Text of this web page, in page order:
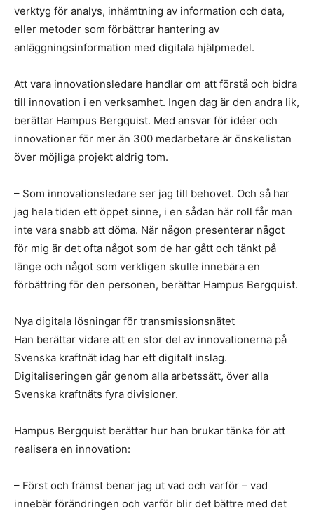
verktyg för analys, inhämtning av information och data,
eller metoder som förbättrar hantering av
anläggningsinformation med digitala hjälpmedel.
Att vara innovationsledare handlar om att förstå och bidra
till innovation i en verksamhet. Ingen dag är den andra lik,
berättar Hampus Bergquist. Med ansvar för idéer och
innovationer för mer än 300 medarbetare är önskelistan
över möjliga projekt aldrig tom.
– Som innovationsledare ser jag till behovet. Och så har
jag hela tiden ett öppet sinne, i en sådan här roll får man
inte vara snabb att döma. När någon presenterar något
för mig är det ofta något som de har gått och tänkt på
länge och något som verkligen skulle innebära en
förbättring för den personen, berättar Hampus Bergquist.
Nya digitala lösningar för transmissionsnätet
Han berättar vidare att en stor del av innovationerna på
Svenska kraftnät idag har ett digitalt inslag.
Digitaliseringen går genom alla arbetssätt, över alla
Svenska kraftnäts fyra divisioner.
Hampus Bergquist berättar hur han brukar tänka för att
realisera en innovation:
– Först och främst benar jag ut vad och varför – vad
innebär förändringen och varför blir det bättre med det